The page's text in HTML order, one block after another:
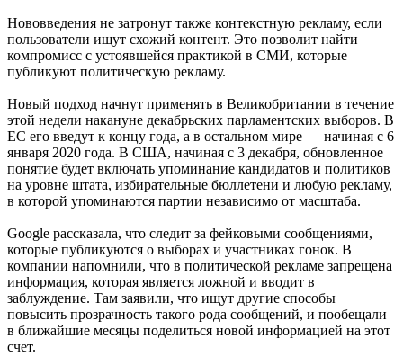
Нововведения не затронут также контекстную рекламу, если
пользователи ищут схожий контент. Это позволит найти
компромисс с устоявшейся практикой в СМИ, которые
публикуют политическую рекламу.
Новый подход начнут применять в Великобритании в течение
этой недели накануне декабрьских парламентских выборов. В
ЕС его введут к концу года, а в остальном мире — начиная с 6
января 2020 года. В США, начиная с 3 декабря, обновленное
понятие будет включать упоминание кандидатов и политиков
на уровне штата, избирательные бюллетени и любую рекламу,
в которой упоминаются партии независимо от масштаба.
Google рассказала, что следит за фейковыми сообщениями,
которые публикуются о выборах и участниках гонок. В
компании напомнили, что в политической рекламе запрещена
информация, которая является ложной и вводит в
заблуждение. Там заявили, что ищут другие способы
повысить прозрачность такого рода сообщений, и пообещали
в ближайшие месяцы поделиться новой информацией на этот
счет.